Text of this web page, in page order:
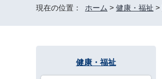
現在の位置： ホーム > 健康・福祉 >
健康・福祉